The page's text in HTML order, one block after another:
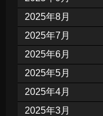
2025年8月
2025年7月
2025年6月
2025年5月
2025年4月
2025年3月